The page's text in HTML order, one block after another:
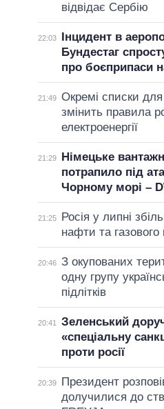
відвідає Сербію
22:03
Інцидент в
Бундестаг
про боєприпаси
21:49 Окремі списки
змінить правила
електроенергії
21:29
Німецьке
потрапило під
Чорному морі –
21:25
Росія у липні
нафти та газового
20:46 З окупованих
одну групу
підлітків
20:41
Зеленський
«спеціальну
проти росії
20:39
Президент
долучилися до